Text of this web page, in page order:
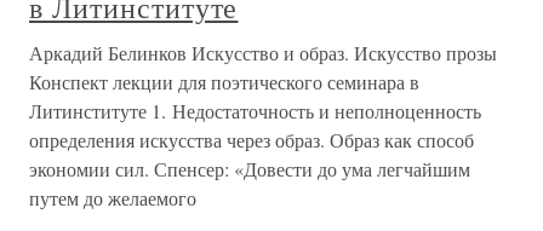
Аркадий Белинков Искусство и образ. Искусство прозы
Конспект лекции для поэтического семинара в
Литинституте 1. Недостаточность и неполноценность
определения искусства через образ. Образ как способ
экономии сил. Спенсер: «Довести до ума легчайшим
путем до желаемого